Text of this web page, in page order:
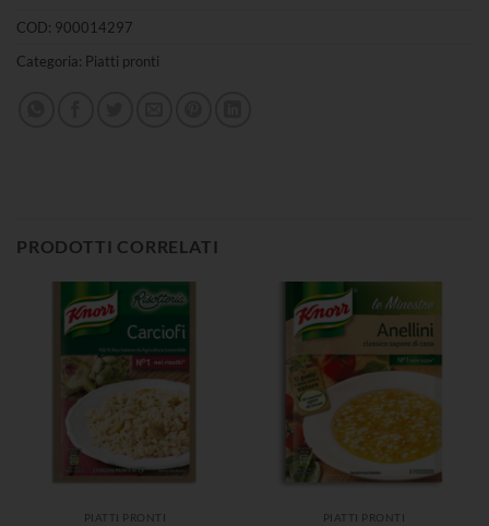
COD: 900014297
Categoria: Piatti pronti
PRODOTTI CORRELATI
PIATTI PRONTI PIATTI PRONTI